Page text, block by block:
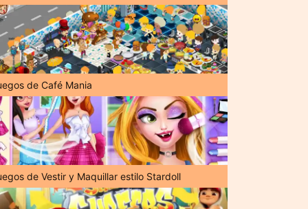
de Café Mania
de Vestir y Maquillar estilo Stardoll